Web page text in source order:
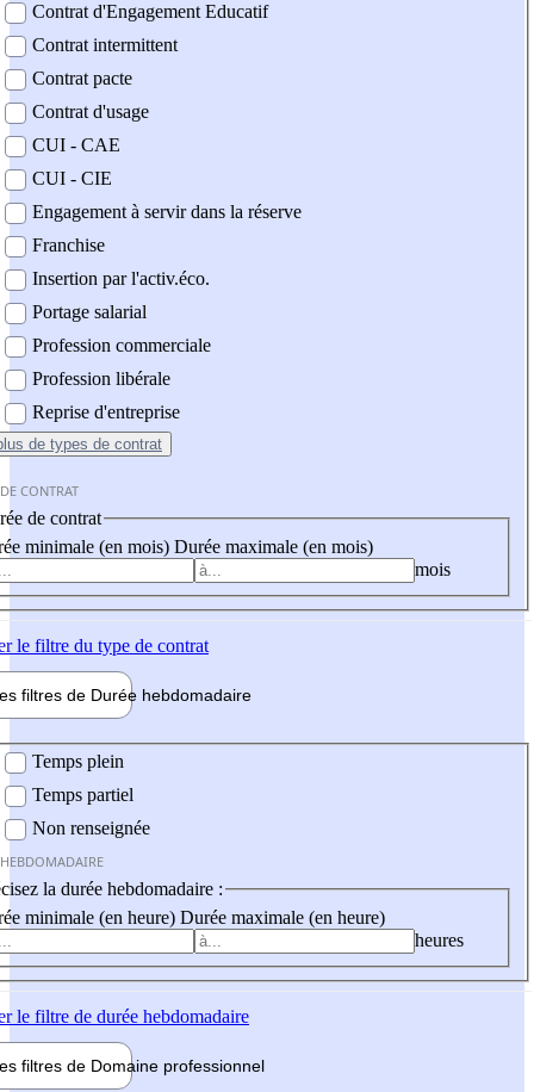
Contrat d'Engagement Educatif
Contrat intermittent
Contrat pacte
Contrat d'usage
CUI - CAE
CUI - CIE
Engagement à servir dans la réserve
Franchise
Insertion par l'activ.éco.
Portage salarial
Profession commerciale
Profession libérale
Reprise d'entreprise
de types de contrat
CONTRAT
de contrat
minimale (en mois) Durée maximale (en mois)
mois
le filtre du type de contrat
filtres de Durée hebdomadaire
Temps plein
Temps partiel
Non renseignée
la durée hebdomadaire :
minimale (en heure) Durée maximale (en heure)
heures
le filtre de durée hebdomadaire
filtres de Domaine professionnel